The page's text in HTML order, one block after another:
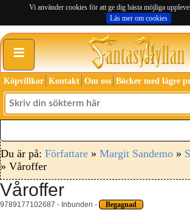
Vi använder cookies för att ge dig bästa möjliga
Läs mer om cookies
≡
Köpvillkor Kontakt Om oss Böcker med lägre
Du är på: Författare » Margit Sandemo »
» Våroffer
Våroffer
9789177102687 - Inbunden - Begagnad